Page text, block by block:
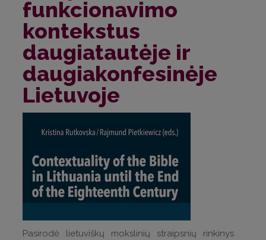
funkcionavimo
kontekstus
daugiatautėje ir
daugiakonfesinėje
Lietuvoje
Pasirodė lietuviškų mokslinių straipsnių rinkinys